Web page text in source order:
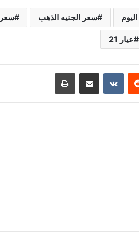
سعر الجنيه الذهب
عيار 21
مشاركة عبر البريد طباعة